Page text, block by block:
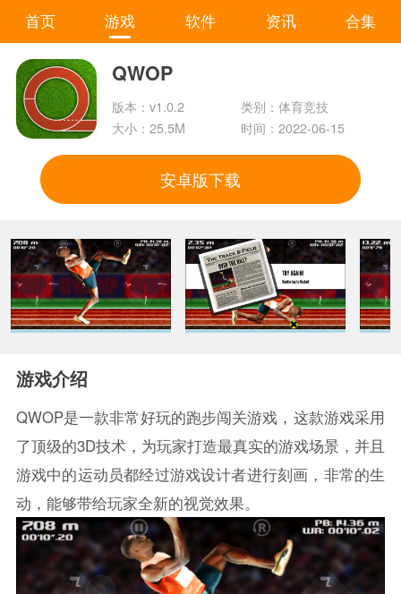
首页 游戏 软件 资讯 合集
QWOP
版本：v1.0.2
类别：体育竞技
大小：25.5M
时间：2022-06-15
安卓版下载
游戏介绍
QWOP是一款非常好玩的跑步闯关游戏，这款游戏采用
了顶级的3D技术，为玩家打造最真实的游戏场景，并且
游戏中的运动员都经过游戏设计者进行刻画，非常的生
动，能够带给玩家全新的视觉效果。